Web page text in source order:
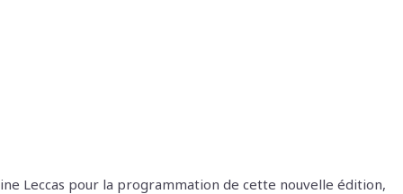
Leccas pour la programmation de cette nouvelle édition,